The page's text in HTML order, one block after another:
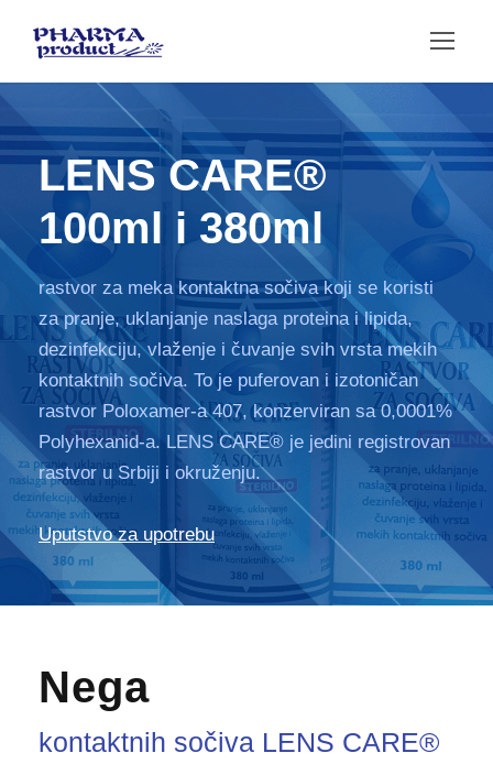
LENS CARE®
100ml i 380ml
rastvor za meka kontaktna sočiva koji se koristi
za pranje, uklanjanje naslaga proteina i lipida,
dezinfekciju, vlaženje i čuvanje svih vrsta mekih
kontaktnih sočiva. To je puferovan i izotoničan
rastvor Poloxamer-a 407, konzerviran sa 0,0001%
Polyhexanid-a. LENS CARE® je jedini registrovan
rastvor u Srbiji i okruženju.
Uputstvo za upotrebu
Nega
kontaktnih sočiva LENS CARE®